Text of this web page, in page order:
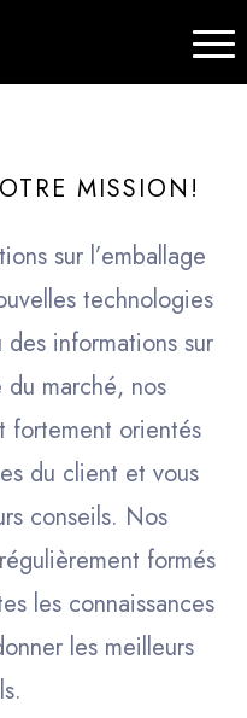
MISSION!
sur l’emballage
technologies
informations sur
marché, nos
fortement orientés
du client et vous
conseils. Nos
formés
les connaissances
les meilleurs